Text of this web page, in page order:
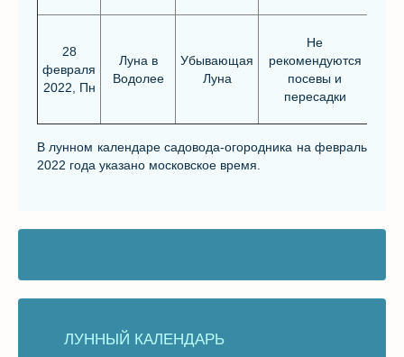
28
февраля
2022, Пн
Луна в
Водолее
Убывающая
Луна
Не
рекомендуются
посевы и
пересадки
В лунном календаре садовода-огородника на февраль
2022 года указано московское время.
ЛУННЫЙ КАЛЕНДАРЬ